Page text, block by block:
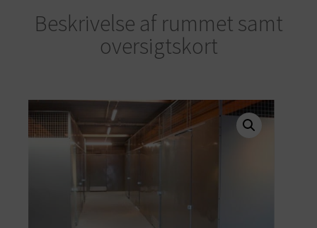
Beskrivelse af rummet samt
oversigtskort